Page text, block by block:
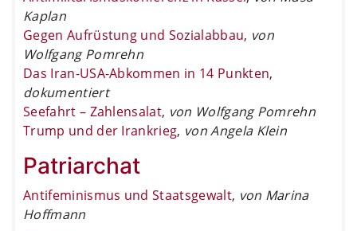
Kaplan
Gegen Aufrüstung und Sozialabbau, von
Wolfgang Pomrehn
Das Iran-USA-Abkommen in 14 Punkten,
dokumentiert
Seefahrt – Zahlensalat, von Wolfgang Pomrehn
Trump und der Irankrieg, von Angela Klein
Patriarchat
Antifeminismus und Staatsgewalt, von Marina
Hoffmann